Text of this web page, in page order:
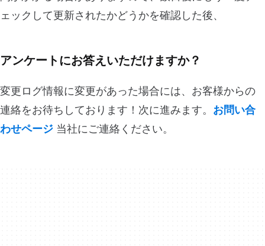
ェックして更新されたかどうかを確認した後、
アンケートにお答えいただけますか？
変更ログ情報に変更があった場合には、お客様からの
連絡をお待ちしております！次に進みます。 お問い合
わせページ 当社にご連絡ください。